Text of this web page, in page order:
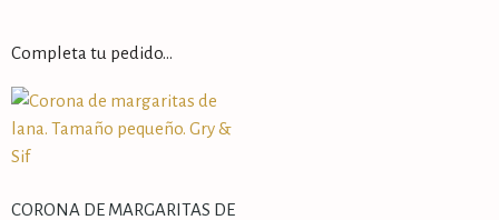
Completa tu pedido…
CORONA DE MARGARITAS DE